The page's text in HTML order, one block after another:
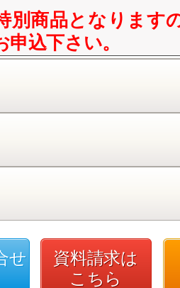
別商品となります
込下さい。
せ
資料請求は
こちら